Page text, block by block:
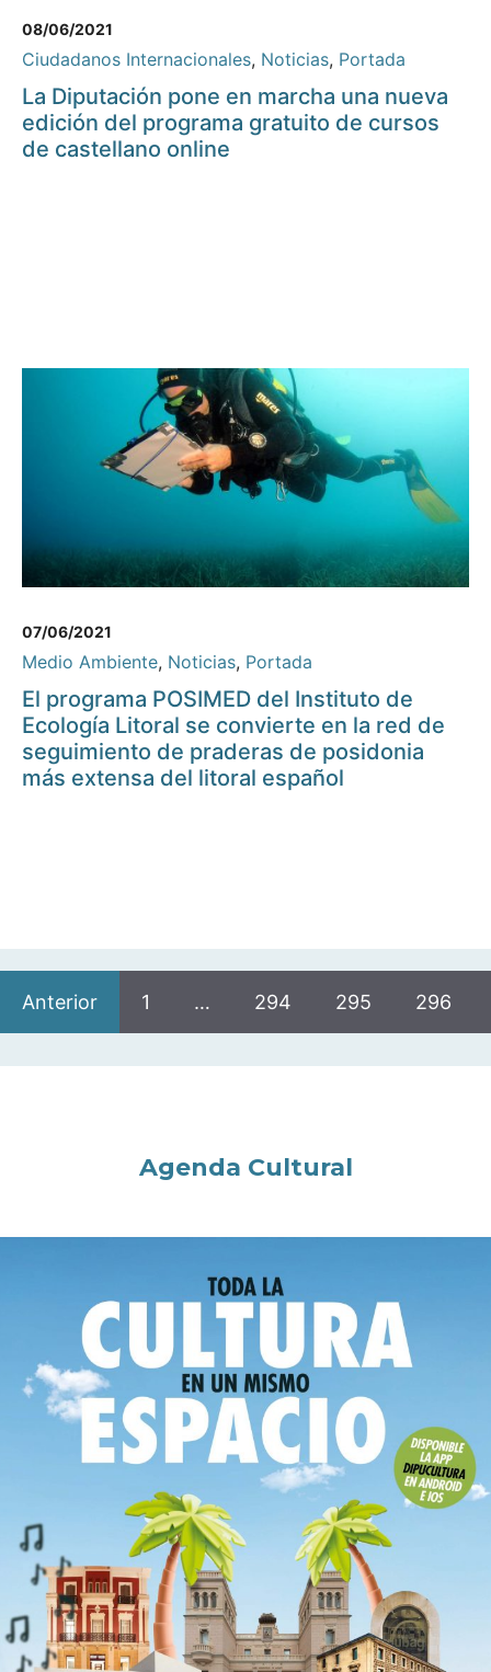
08/06/2021
Ciudadanos Internacionales, Noticias, Portada
La Diputación pone en marcha una nueva
edición del programa gratuito de cursos
de castellano online
07/06/2021
Medio Ambiente, Noticias, Portada
El programa POSIMED del Instituto de
Ecología Litoral se convierte en la red de
seguimiento de praderas de posidonia
más extensa del litoral español
Anterior 1 … 294 295 296
Agenda Cultural